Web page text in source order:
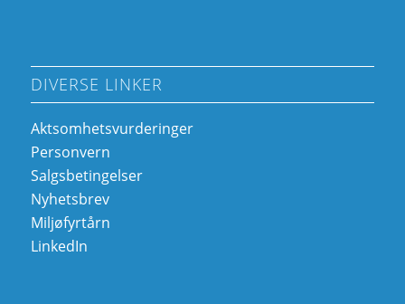
DIVERSE LINKER
Aktsomhetsvurderinger
Personvern
Salgsbetingelser
Nyhetsbrev
Miljøfyrtårn
LinkedIn